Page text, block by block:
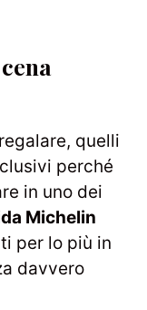
quelli
perché
in uno dei
Michelin
per lo più in
davvero